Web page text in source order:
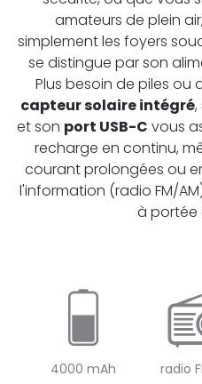
amateurs de plein
simplement les foyers
se distingue par son
Plus besoin de piles ou
capteur solaire intégré,
et son port USB-C vous
recharge en continu,
courant prolongées ou
l'information (radio FM/
à portée
4000 mAh radio